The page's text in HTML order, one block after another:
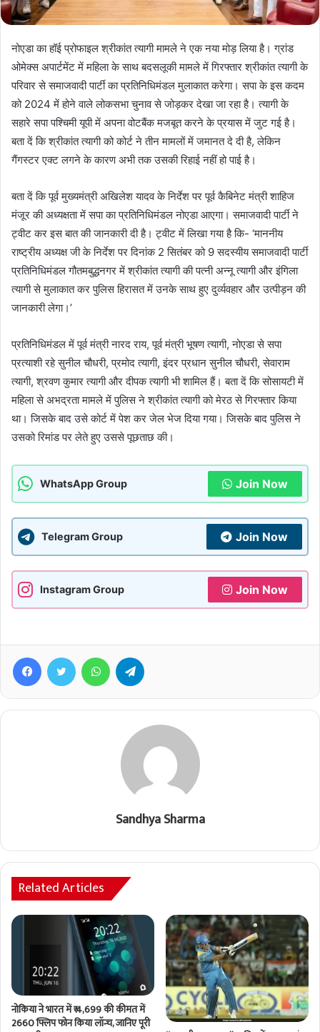
नोएडा का हॉई प्रोफाइल श्रीकांत त्यागी मामले ने एक नया मोड़ लिया है। ग्रांड
ओमेक्स अपार्टमेंट में महिला के साथ बदसलूकी मामले में गिरफ्तार श्रीकांत त्यागी के
परिवार से समाजवादी पार्टी का प्रतिनिधिमंडल मुलाकात करेगा। सपा के इस कदम
को 2024 में होने वाले लोकसभा चुनाव से जोड़कर देखा जा रहा है। त्यागी के
सहारे सपा पश्चिमी यूपी में अपना वोटबैंक मजबूत करने के प्रयास में जुट गई है।
बता दें कि श्रीकांत त्यागी को कोर्ट ने तीन मामलों में जमानत दे दी है, लेकिन
गैंगस्टर एक्ट लगने के कारण अभी तक उसकी रिहाई नहीं हो पाई है।
बता दें कि पूर्व मुख्यमंत्री अखिलेश यादव के निर्देश पर पूर्व कैबिनेट मंत्री शाहिज
मंजूर की अध्यक्षता में सपा का प्रतिनिधिमंडल नोएडा आएगा। समाजवादी पार्टी ने
ट्वीट कर इस बात की जानकारी दी है। ट्वीट में लिखा गया है कि- ‘माननीय
राष्ट्रीय अध्यक्ष जी के निर्देश पर दिनांक 2 सितंबर को 9 सदस्यीय समाजवादी पार्टी
प्रतिनिधिमंडल गौतमबुद्धनगर में श्रीकांत त्यागी की पत्नी अन्नू त्यागी और इंगिला
त्यागी से मुलाकात कर पुलिस हिरासत में उनके साथ हुए दुर्व्यवहार और उत्पीड़न की
जानकारी लेगा।’
प्रतिनिधिमंडल में पूर्व मंत्री नारद राय, पूर्व मंत्री भूषण त्यागी, नोएडा से सपा
प्रत्याशी रहे सुनील चौधरी, प्रमोद त्यागी, इंदर प्रधान सुनील चौधरी, सेवाराम
त्यागी, श्रवण कुमार त्यागी और दीपक त्यागी भी शामिल हैं। बता दें कि सोसायटी में
महिला से अभद्रता मामले में पुलिस ने श्रीकांत त्यागी को मेरठ से गिरफ्तार किया
था। जिसके बाद उसे कोर्ट में पेश कर जेल भेज दिया गया। जिसके बाद पुलिस ने
उसको रिमांड पर लेते हुए उससे पूछताछ की।
WhatsApp Group Join Now
Telegram Group Join Now
Instagram Group Join Now
FacebookTwitter WhatsApp
Sandhya Sharma
Related Articles
नोकिया ने भारत में ₹ 4,699 की कीमत में
2660 फ्लिप फोन किया लॉन्च, जानिए पूरी